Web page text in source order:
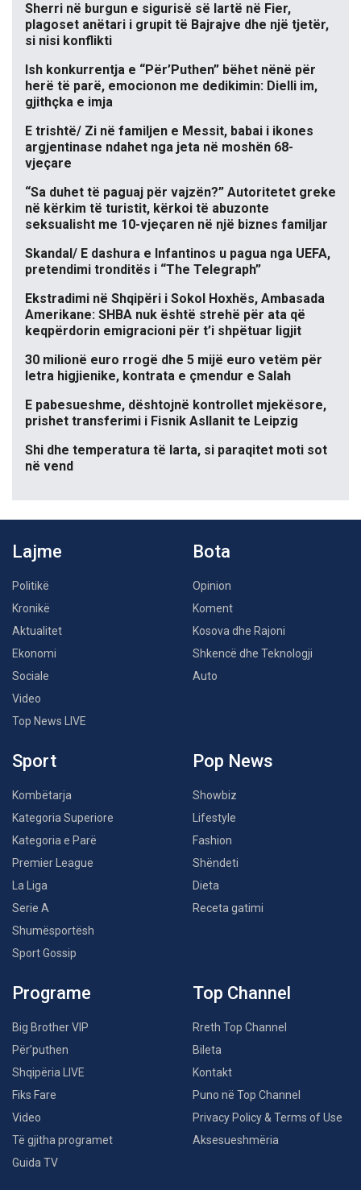
Sherri në burgun e sigurisë së lartë në Fier,
plagoset anëtari i grupit të Bajrajve dhe një tjetër,
si nisi konflikti
Ish konkurrentja e “Për’Puthen” bëhet nënë për
herë të parë, emocionon me dedikimin: Dielli im,
gjithçka e imja
E trishtë/ Zi në familjen e Messit, babai i ikones
argjentinase ndahet nga jeta në moshën 68-
vjeçare
“Sa duhet të paguaj për vajzën?” Autoritetet greke
në kërkim të turistit, kërkoi të abuzonte
seksualisht me 10-vjeçaren në një biznes familjar
Skandal/ E dashura e Infantinos u pagua nga UEFA,
pretendimi tronditës i “The Telegraph”
Ekstradimi në Shqipëri i Sokol Hoxhës, Ambasada
Amerikane: SHBA nuk është strehë për ata që
keqpërdorin emigracioni për t’i shpëtuar ligjit
30 milionë euro rrogë dhe 5 mijë euro vetëm për
letra higjienike, kontrata e çmendur e Salah
E pabesueshme, dështojnë kontrollet mjekësore,
prishet transferimi i Fisnik Asllanit te Leipzig
Shi dhe temperatura të larta, si paraqitet moti sot
në vend
Lajme
Politikë
Kronikë
Aktualitet
Ekonomi
Sociale
Video
Top News LIVE
Bota
Opinion
Koment
Kosova dhe Rajoni
Shkencë dhe Teknologji
Auto
Sport
Kombëtarja
Kategoria Superiore
Kategoria e Parë
Premier League
La Liga
Serie A
Shumësportësh
Sport Gossip
Pop News
Showbiz
Lifestyle
Fashion
Shëndeti
Dieta
Receta gatimi
Programe
Big Brother VIP
Për’puthen
Shqipëria LIVE
Fiks Fare
Video
Të gjitha programet
Guida TV
Top Channel
Rreth Top Channel
Bileta
Kontakt
Puno në Top Channel
Privacy Policy & Terms of Use
Aksesueshmëria